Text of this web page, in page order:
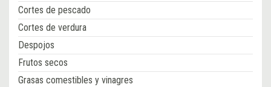
Cortes de pescado
Cortes de verdura
Despojos
Frutos secos
Grasas comestibles y vinagres